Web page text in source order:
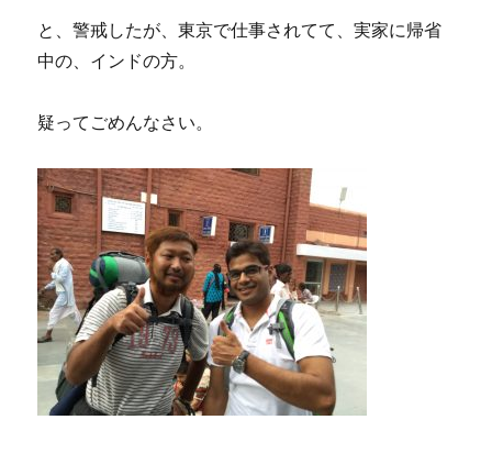
と、警戒したが、東京で仕事されてて、実家に帰省
中の、インドの方。
疑ってごめんなさい。